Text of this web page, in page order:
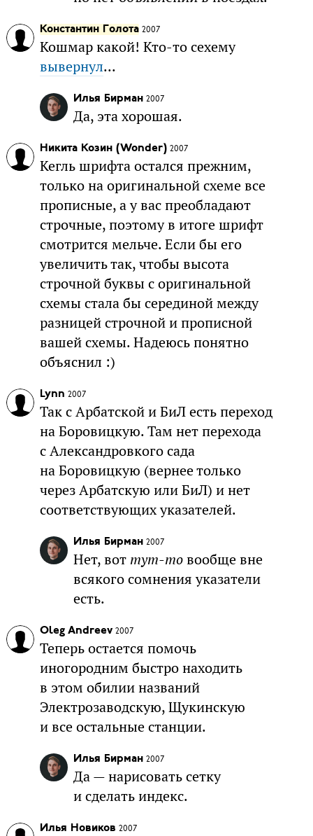
Константин Голота 2007
Кошмар какой! Кто-то сехему
вывернул...
Илья Бирман 2007
Да, эта хорошая.
Никита Козин (Wonder) 2007
Кегль шрифта остался прежним,
только на оригинальной схеме все
прописные, а у вас преобладают
строчные, поэтому в итоге шрифт
смотрится мельче. Если бы его
увеличить так, чтобы высота
строчной буквы с оригинальной
схемы стала бы серединой между
разницей строчной и прописной
вашей схемы. Надеюсь понятно
объяснил :)
Lynn 2007
Так с Арбатской и БиЛ есть переход
на Боровицкую. Там нет перехода
с Александровкого сада
на Боровицкую (вернее только
через Арбатскую или БиЛ) и нет
соответствующих указателей.
Илья Бирман 2007
Нет, вот тут-товообще вне
всякого сомнения указатели
есть.
Oleg Andreev 2007
Теперь остается помочь
иногородним быстро находить
в этом обилии названий
Электрозаводскую, Щукинскую
и все остальные станции.
Илья Бирман 2007
Да — нарисовать сетку
и сделать индекс.
Илья Новиков 2007